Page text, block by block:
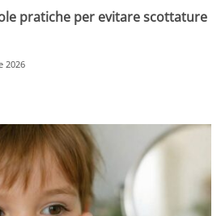
pratiche per evitare scottature
2026